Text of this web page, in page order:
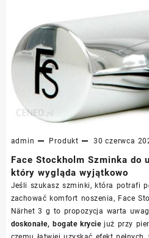
admin Produkt 30 czerwca
Face Stockholm Szminka do
który wygląda wyjątkowo
Jeśli szukasz szminki, która potrafi
zachować komfort noszenia, Face
Närhet 3 g to propozycja warta
doskonałe, bogate kryciejuż przy